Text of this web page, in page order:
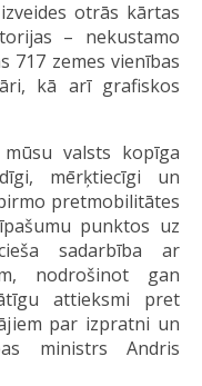
otrās kārtas
– nekustamo
717 zemes vienības
kā arī grafiskos
valsts kopīga
mērķtiecīgi un
pretmobilitātes
punktos uz
sadarbība ar
nodrošinot gan
attieksmi pret
par izpratni un
ministrs Andris